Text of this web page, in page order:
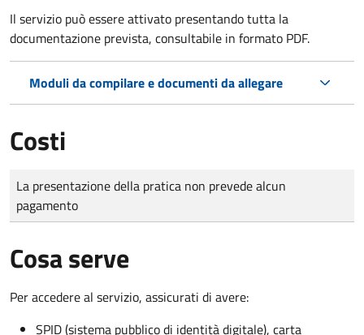
Il servizio può essere attivato presentando tutta la
documentazione prevista, consultabile in formato PDF.
Moduli da compilare e documenti da allegare
Costi
Tipo di pagamento
Importo
La presentazione della pratica non prevede alcun
pagamento
Cosa serve
Per accedere al servizio, assicurati di avere:
SPID (sistema pubblico di identità digitale), carta